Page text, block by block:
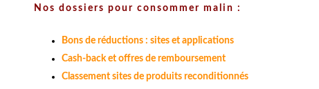
Nos dossiers pour consommer malin :
Bons de réductions : sites et applications
Cash-back et offres de remboursement
Classement sites de produits reconditionnés